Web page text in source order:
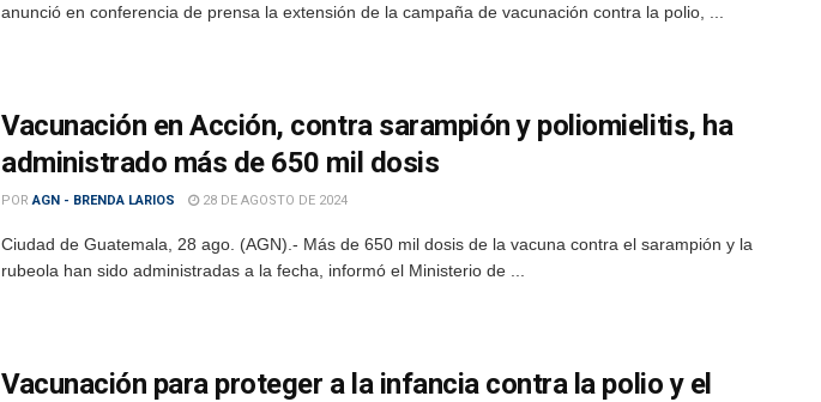
anunció en conferencia de prensa la extensión de la campaña de vacunación contra la polio, ...
Vacunación en Acción, contra sarampión y poliomielitis, ha
administrado más de 650 mil dosis
POR AGN - BRENDA LARIOS 28 DE AGOSTO DE 2024
Ciudad de Guatemala, 28 ago. (AGN).- Más de 650 mil dosis de la vacuna contra el sarampión y la
rubeola han sido administradas a la fecha, informó el Ministerio de ...
Vacunación para proteger a la infancia contra la polio y el